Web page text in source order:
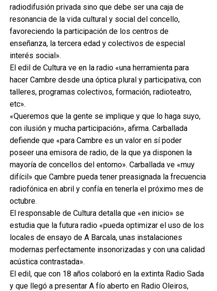
radiodifusión privada sino que debe ser una caja de
resonancia de la vida cultural y social del concello,
favoreciendo la participación de los centros de
enseñanza, la tercera edad y colectivos de especial
interés social».
El edil de Cultura ve en la radio «una herramienta para
hacer Cambre desde una óptica plural y participativa, con
talleres, programas colectivos, formación, radioteatro,
etc».
«Queremos que la gente se implique y que lo haga suyo,
con ilusión y mucha participación», afirma. Carballada
defiende que «para Cambre es un valor en sí poder
poseer una emisora de radio, de la que ya disponen la
mayoría de concellos del entorno». Carballada ve «muy
difícil» que Cambre pueda tener preasignada la frecuencia
radiofónica en abril y confía en tenerla el próximo mes de
octubre.
El responsable de Cultura detalla que «en inicio» se
estudia que la futura radio «pueda optimizar el uso de los
locales de ensayo de A Barcala, unas instalaciones
modernas perfectamente insonorizadas y con una calidad
acústica contrastada».
El edil, que con 18 años colaboró en la extinta Radio Sada
y que llegó a presentar A fío aberto en Radio Oleiros,